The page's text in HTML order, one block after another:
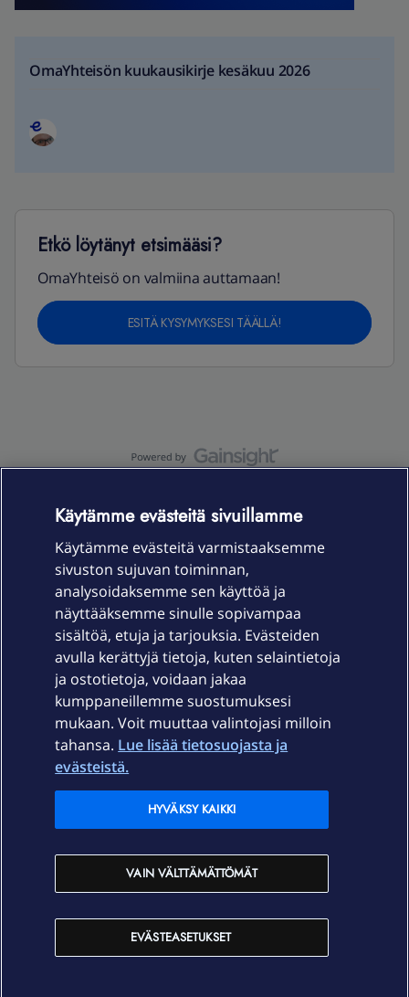
OmaYhteisön kuukausikirje kesäkuu 2026
Etkö löytänyt etsimääsi?
OmaYhteisö on valmiina auttamaan!
ESITÄ KYSYMYKSESI TÄÄLLÄ!
Laitteet & liittymät
Palvelut
Ajankohtaista
Elisa Oyj
In English
Käytämme evästeitä sivuillamme
Käytämme evästeitä varmistaaksemme
sivuston sujuvan toiminnan,
analysoidaksemme sen käyttöä ja
näyttääksemme sinulle sopivampaa
sisältöä, etuja ja tarjouksia. Evästeiden
avulla kerättyjä tietoja, kuten selaintietoja
ja ostotietoja, voidaan jakaa
kumppaneillemme suostumuksesi
mukaan. Voit muuttaa valintojasi milloin
tahansa. Lue lisää tietosuojasta ja
evästeistä.
EVÄSTEASETUKSET
VAIN VÄLTTÄMÄTTÖMÄT
HYVÄKSY KAIKKI